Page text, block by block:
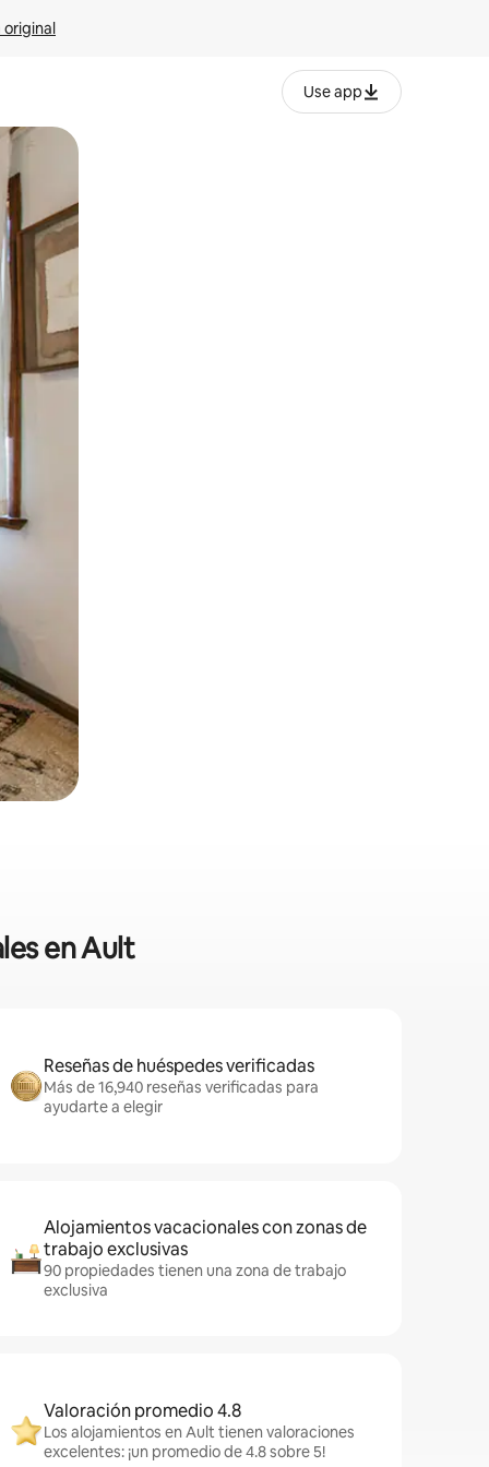
original
Use app
desliza el dedo.
en Ault
Reseñas de huéspedes verificadas
Más de 16,940 reseñas verificadas para
ayudarte a elegir
Alojamientos vacacionales con zonas de
trabajo exclusivas
90 propiedades tienen una zona de trabajo
exclusiva
Valoración promedio 4.8
Los alojamientos en Ault tienen valoraciones
excelentes: ¡un promedio de 4.8 sobre 5!